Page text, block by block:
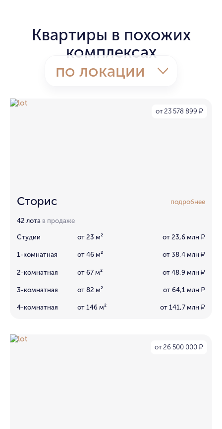
Квартиры в похожих
комплексах
по локации
от 23 578 899 ₽
Сторис подробнее
42 лота в продаже
Студии от 23 м² от 23,6 млн ₽
1-комнатная от 46 м² от 38,4 млн ₽
2-комнатная от 67 м² от 48,9 млн ₽
3-комнатная от 82 м² от 64,1 млн ₽
4-комнатная от 146 м² от 141,7 млн ₽
от 26 500 000 ₽